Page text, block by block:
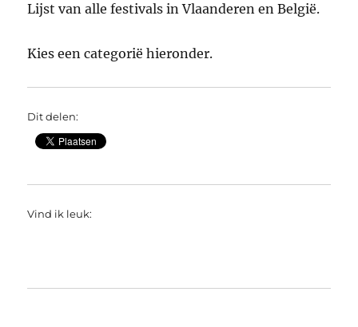
Lijst van alle festivals in Vlaanderen en België.
Kies een categorië hieronder.
Dit delen:
Vind ik leuk: